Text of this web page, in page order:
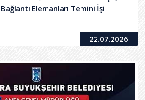
Elemanları Temini İşi
22.07.2026